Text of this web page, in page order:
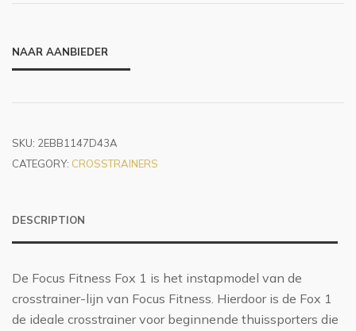
NAAR AANBIEDER
SKU: 2EBB1147D43A
CATEGORY: CROSSTRAINERS
DESCRIPTION
De Focus Fitness Fox 1 is het instapmodel van de
crosstrainer-lijn van Focus Fitness. Hierdoor is de Fox 1
de ideale crosstrainer voor beginnende thuissporters die